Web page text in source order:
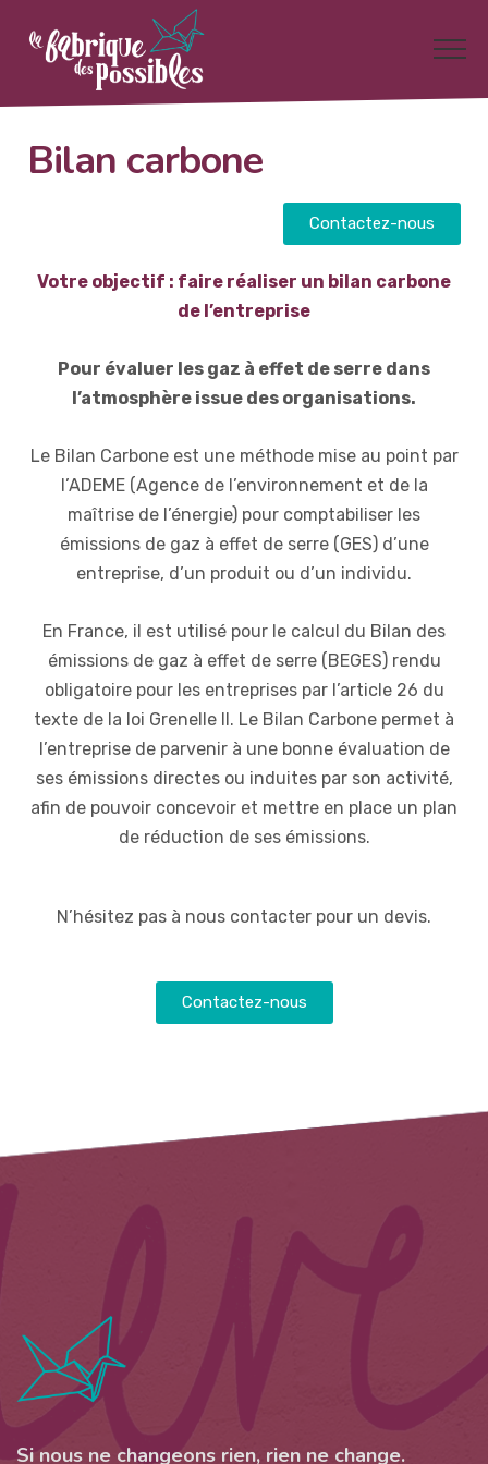
Bilan carbone
Contactez-nous
Votre objectif : faire réaliser un bilan carbone
de l’entreprise
Pour évaluer les gaz à effet de serre dans
l’atmosphère issue des organisations.
Le Bilan Carbone est une méthode mise au point par
l’ADEME (Agence de l’environnement et de la
maîtrise de l’énergie) pour comptabiliser les
émissions de gaz à effet de serre (GES) d’une
entreprise, d’un produit ou d’un individu.
En France, il est utilisé pour le calcul du Bilan des
émissions de gaz à effet de serre (BEGES) rendu
obligatoire pour les entreprises par l’article 26 du
texte de la loi Grenelle II. Le Bilan Carbone permet à
l’entreprise de parvenir à une bonne évaluation de
ses émissions directes ou induites par son activité,
afin de pouvoir concevoir et mettre en place un plan
de réduction de ses émissions.
N’hésitez pas à nous contacter pour un devis.
Contactez-nous
Si nous ne changeons rien, rien ne change.